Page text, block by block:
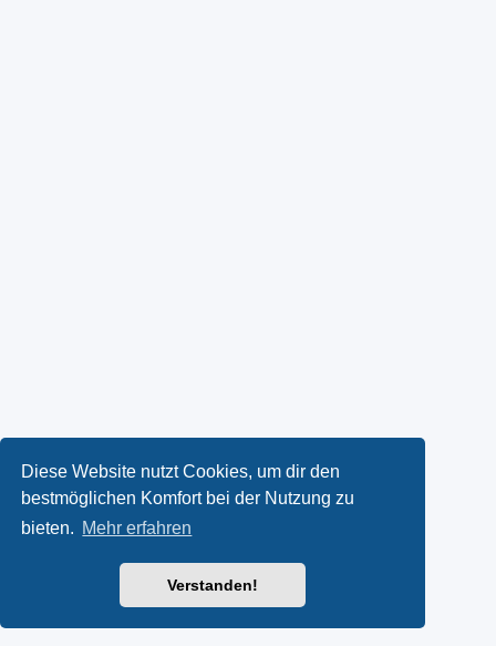
Diese Website nutzt Cookies, um dir den
bestmöglichen Komfort bei der Nutzung zu
bieten. Mehr erfahren
Verstanden!